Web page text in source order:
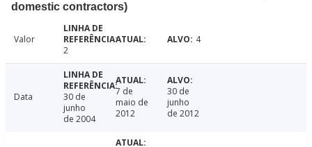
domestic contractors)
Valor
2
4
Data
30 de
junho
de 2004
7 de
maio de
2012
30 de
junho
de 2012